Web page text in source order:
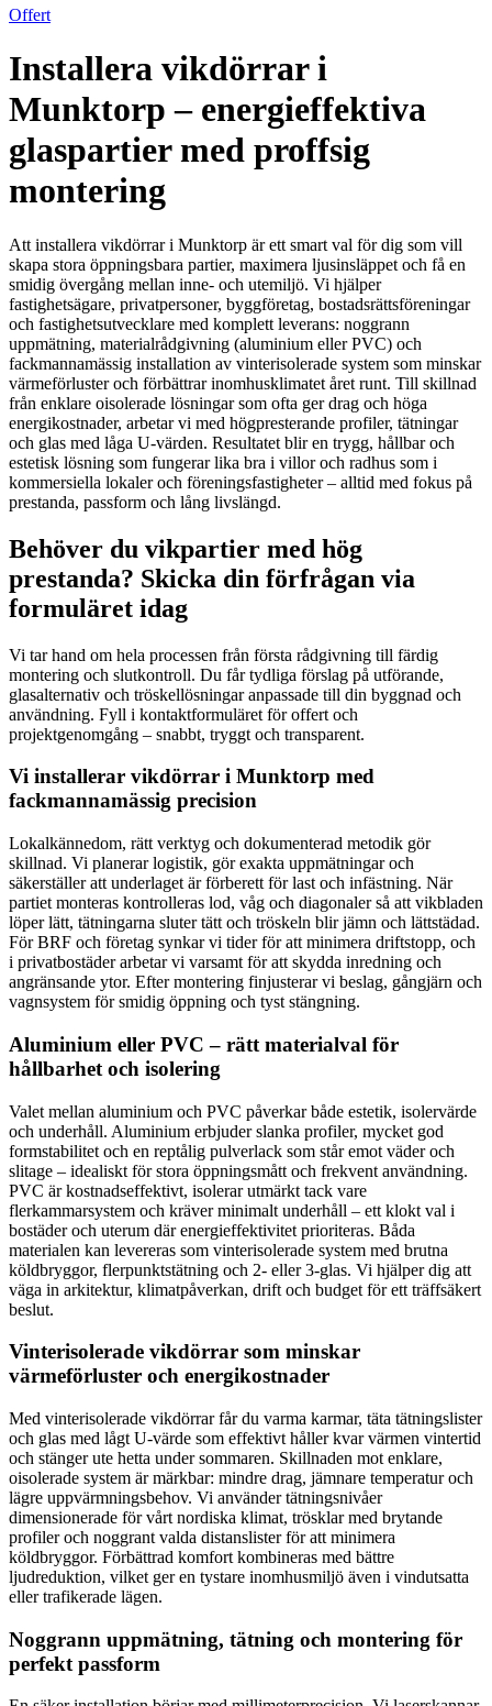
Offert
Installera vikdörrar i
Munktorp – energieffektiva
glaspartier med proffsig
montering
Att installera vikdörrar i Munktorp är ett smart val för dig som vill
skapa stora öppningsbara partier, maximera ljusinsläppet och få en
smidig övergång mellan inne- och utemiljö. Vi hjälper
fastighetsägare, privatpersoner, byggföretag, bostadsrättsföreningar
och fastighetsutvecklare med komplett leverans: noggrann
uppmätning, materialrådgivning (aluminium eller PVC) och
fackmannamässig installation av vinterisolerade system som minskar
värmeförluster och förbättrar inomhusklimatet året runt. Till skillnad
från enklare oisolerade lösningar som ofta ger drag och höga
energikostnader, arbetar vi med högpresterande profiler, tätningar
och glas med låga U-värden. Resultatet blir en trygg, hållbar och
estetisk lösning som fungerar lika bra i villor och radhus som i
kommersiella lokaler och föreningsfastigheter – alltid med fokus på
prestanda, passform och lång livslängd.
Behöver du vikpartier med hög
prestanda? Skicka din förfrågan via
formuläret idag
Vi tar hand om hela processen från första rådgivning till färdig
montering och slutkontroll. Du får tydliga förslag på utförande,
glasalternativ och tröskellösningar anpassade till din byggnad och
användning. Fyll i kontaktformuläret för offert och
projektgenomgång – snabbt, tryggt och transparent.
Vi installerar vikdörrar i Munktorp med
fackmannamässig precision
Lokalkännedom, rätt verktyg och dokumenterad metodik gör
skillnad. Vi planerar logistik, gör exakta uppmätningar och
säkerställer att underlaget är förberett för last och infästning. När
partiet monteras kontrolleras lod, våg och diagonaler så att vikbladen
löper lätt, tätningarna sluter tätt och tröskeln blir jämn och lättstädad.
För BRF och företag synkar vi tider för att minimera driftstopp, och
i privatbostäder arbetar vi varsamt för att skydda inredning och
angränsande ytor. Efter montering finjusterar vi beslag, gångjärn och
vagnsystem för smidig öppning och tyst stängning.
Aluminium eller PVC – rätt materialval för
hållbarhet och isolering
Valet mellan aluminium och PVC påverkar både estetik, isolervärde
och underhåll. Aluminium erbjuder slanka profiler, mycket god
formstabilitet och en reptålig pulverlack som står emot väder och
slitage – idealiskt för stora öppningsmått och frekvent användning.
PVC är kostnadseffektivt, isolerar utmärkt tack vare
flerkammarsystem och kräver minimalt underhåll – ett klokt val i
bostäder och uterum där energieffektivitet prioriteras. Båda
materialen kan levereras som vinterisolerade system med brutna
köldbryggor, flerpunktstätning och 2- eller 3-glas. Vi hjälper dig att
väga in arkitektur, klimatpåverkan, drift och budget för ett träffsäkert
beslut.
Vinterisolerade vikdörrar som minskar
värmeförluster och energikostnader
Med vinterisolerade vikdörrar får du varma karmar, täta tätningslister
och glas med lågt U-värde som effektivt håller kvar värmen vintertid
och stänger ute hetta under sommaren. Skillnaden mot enklare,
oisolerade system är märkbar: mindre drag, jämnare temperatur och
lägre uppvärmningsbehov. Vi använder tätningsnivåer
dimensionerade för vårt nordiska klimat, trösklar med brytande
profiler och noggrant valda distanslister för att minimera
köldbryggor. Förbättrad komfort kombineras med bättre
ljudreduktion, vilket ger en tystare inomhusmiljö även i vindutsatta
eller trafikerade lägen.
Noggrann uppmätning, tätning och montering för
perfekt passform